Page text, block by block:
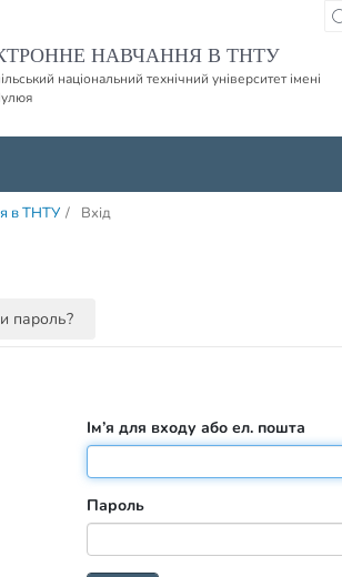
НАВЧАННЯ В ТНТУ
національний технічний університет імені
в ТНТУ / Вхід
пароль?
Ім’я для входу або ел. пошта
Пароль